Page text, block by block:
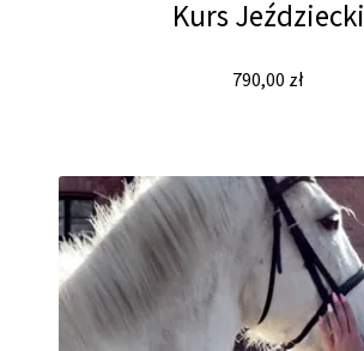
Kurs Jeździecki
790,00 zł